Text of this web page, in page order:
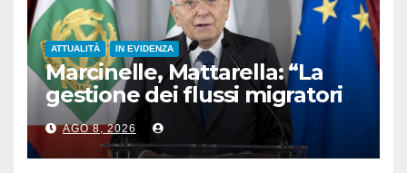
ATTUALITÀ IN EVIDENZA
Marcinelle, Mattarella: “La
gestione dei flussi migratori
rispetti la dignità delle
persone”
AGO 8, 2026